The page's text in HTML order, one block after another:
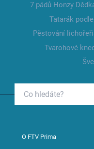
7 pádů Honzy
Tatarák
Pěstování
Tvarohové
O FTV Prima